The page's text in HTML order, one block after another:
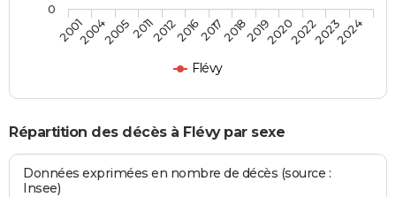
Flévy
2001200420052011201220162017201820192020202220232024
0
Répartition des décès à Flévy par sexe
Données exprimées en nombre de décès (source :
Insee)